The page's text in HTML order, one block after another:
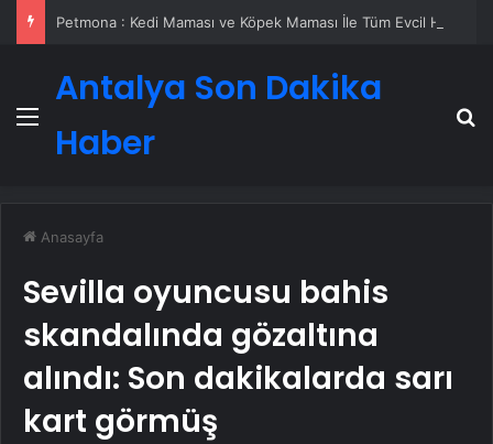
Menü
Antalya Son Dakika
Haber
Anasayfa
Sevilla oyuncusu bahis
skandalında gözaltına
alındı: Son dakikalarda sarı
kart görmüş